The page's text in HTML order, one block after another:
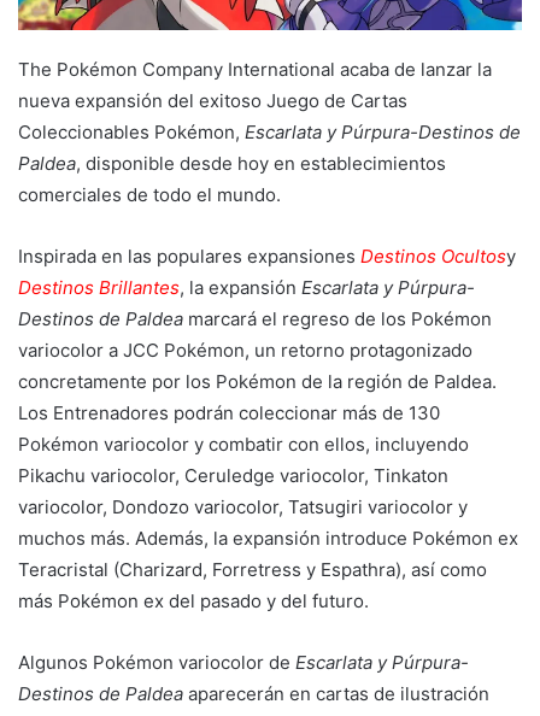
The Pokémon Company International acaba de lanzar la
nueva expansión del exitoso Juego de Cartas
Coleccionables Pokémon, Escarlata y Púrpura-Destinos de
Paldea, disponible desde hoy en establecimientos
comerciales de todo el mundo.
Inspirada en las populares expansiones Destinos Ocultosy
Destinos Brillantes, la expansión Escarlata y Púrpura-
Destinos de Paldea marcará el regreso de los Pokémon
variocolor a JCC Pokémon, un retorno protagonizado
concretamente por los Pokémon de la región de Paldea.
Los Entrenadores podrán coleccionar más de 130
Pokémon variocolor y combatir con ellos, incluyendo
Pikachu variocolor, Ceruledge variocolor, Tinkaton
variocolor, Dondozo variocolor, Tatsugiri variocolor y
muchos más. Además, la expansión introduce Pokémon ex
Teracristal (Charizard, Forretress y Espathra), así como
más Pokémon ex del pasado y del futuro.
Algunos Pokémon variocolor de Escarlata y Púrpura-
Destinos de Paldea aparecerán en cartas de ilustración